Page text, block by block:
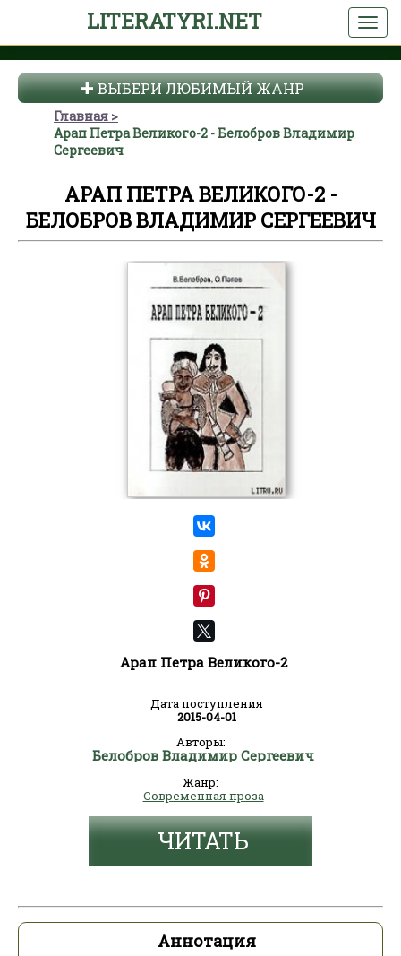
LITERATYRI.NET
ВЫБЕРИ ЛЮБИМЫЙ ЖАНР
Главная
Арап Петра Великого-2 - Белобров Владимир
Сергеевич
АРАП ПЕТРА ВЕЛИКОГО-2 -
БЕЛОБРОВ ВЛАДИМИР СЕРГЕЕВИЧ
Арап Петра Великого-2
Дата поступления
2015-04-01
Авторы:
Белобров Владимир Сергеевич
Жанр:
Современная проза
ЧИТАТЬ
Аннотация